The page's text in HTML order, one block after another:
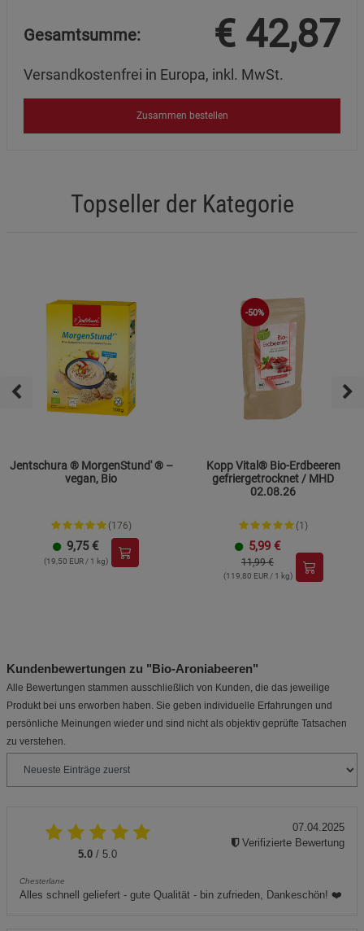
Gesamtsumme: € 42,87
Versandkostenfrei in Europa, inkl. MwSt.
Zusammen bestellen
Topseller der Kategorie
Jentschura ® MorgenStund' ® –
vegan, Bio
(176)
9,75 €
(19,50 EUR / 1 kg)
-50%
Kopp Vital® Bio-Erdbeeren
gefriergetrocknet / MHD
02.08.26
(1)
5,99 €
11,99 €
(119,80 EUR / 1 kg)
Kundenbewertungen zu "Bio-Aroniabeeren"
Alle Bewertungen stammen ausschließlich von Kunden, die das jeweilige
Produkt bei uns erworben haben. Sie geben individuelle Erfahrungen und
persönliche Meinungen wieder und sind nicht als objektiv geprüfte Tatsachen
zu verstehen.
5.0 / 5.0
Chesterlane
Alles schnell geliefert - gute Qualität - bin zufrieden, Dankeschön! ❤️
07.04.2025
Verifizierte Bewertung